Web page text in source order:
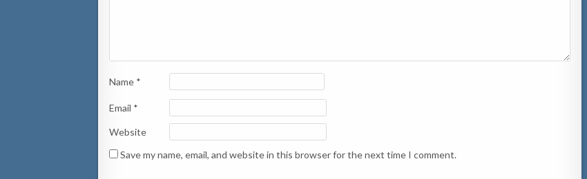
Name *
Email *
Website
Save my name, email, and website in this browser for the next time I comment.